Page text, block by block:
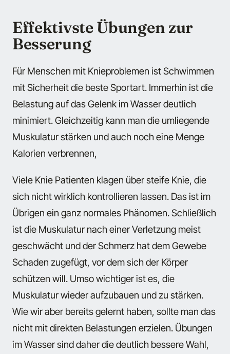
Effektivste Übungen zur
Besserung
Für Menschen mit Knieproblemen ist Schwimmen
mit Sicherheit die beste Sportart. Immerhin ist die
Belastung auf das Gelenk im Wasser deutlich
minimiert. Gleichzeitig kann man die umliegende
Muskulatur stärken und auch noch eine Menge
Kalorien verbrennen,
Viele Knie Patienten klagen über steife Knie, die
sich nicht wirklich kontrollieren lassen. Das ist im
Übrigen ein ganz normales Phänomen. Schließlich
ist die Muskulatur nach einer Verletzung meist
geschwächt und der Schmerz hat dem Gewebe
Schaden zugefügt, vor dem sich der Körper
schützen will. Umso wichtiger ist es, die
Muskulatur wieder aufzubauen und zu stärken.
Wie wir aber bereits gelernt haben, sollte man das
nicht mit direkten Belastungen erzielen. Übungen
im Wasser sind daher die deutlich bessere Wahl,